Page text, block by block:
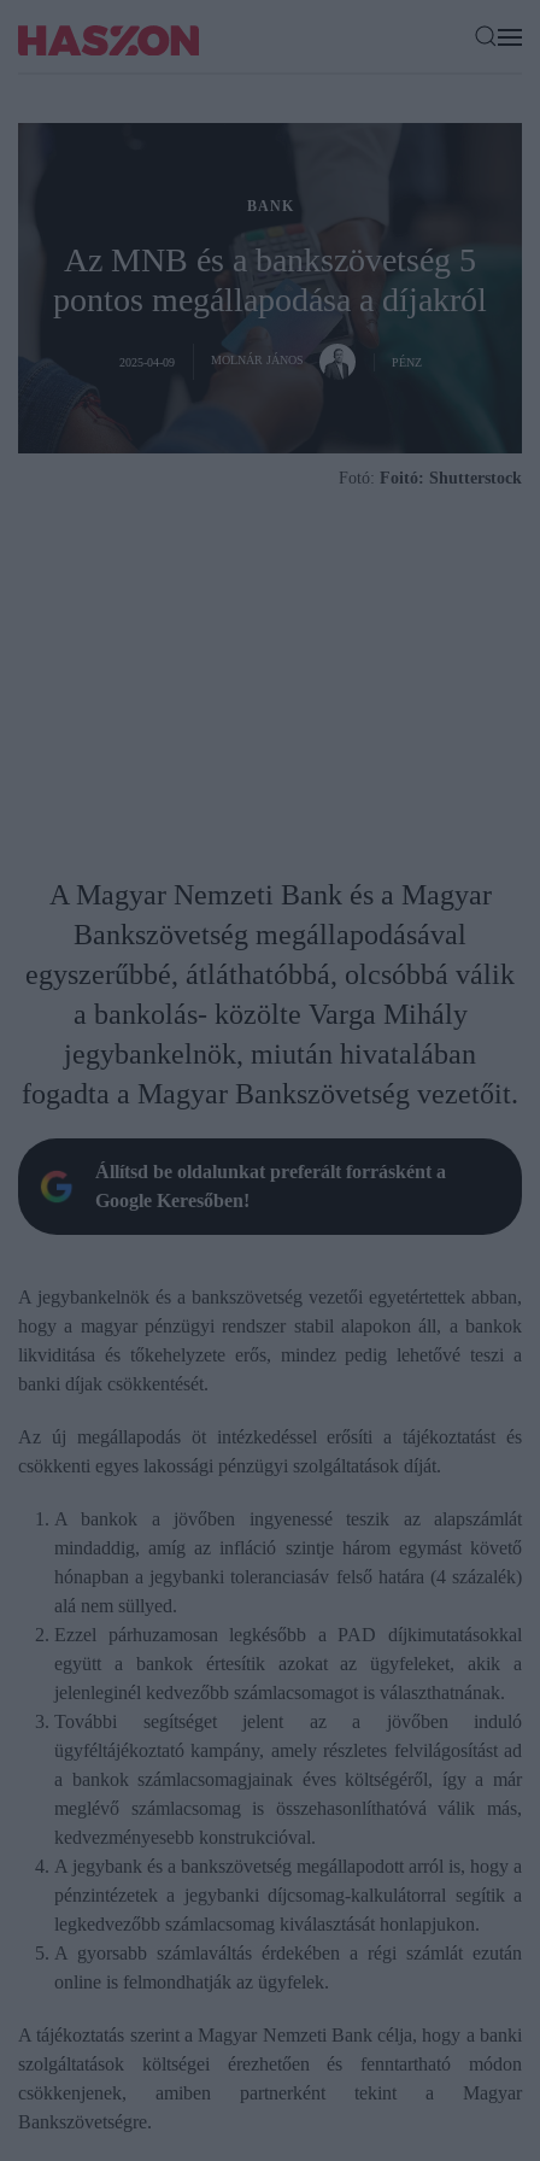
BANK
Az MNB és a bankszövetség 5
pontos megállapodása a díjakról
2025-04-09 MOLNÁR JÁNOS PÉNZ
Fotó: Foitó: Shutterstock
A Magyar Nemzeti Bank és a Magyar
Bankszövetség megállapodásával
egyszerűbbé, átláthatóbbá, olcsóbbá válik
a bankolás- közölte Varga Mihály
jegybankelnök, miután hivatalában
fogadta a Magyar Bankszövetség vezetőit.
Állítsd be oldalunkat preferált forrásként a
Google Keresőben!
A jegybankelnök és a bankszövetség vezetői egyetértettek abban,
hogy a magyar pénzügyi rendszer stabil alapokon áll, a bankok
likviditása és tőkehelyzete erős, mindez pedig lehetővé teszi a
banki díjak csökkentését.
Az új megállapodás öt intézkedéssel erősíti a tájékoztatást és
csökkenti egyes lakossági pénzügyi szolgáltatások díját.
A bankok a jövőben ingyenessé teszik az alapszámlát
mindaddig, amíg az infláció szintje három egymást követő
hónapban a jegybanki toleranciasáv felső határa (4 százalék)
alá nem süllyed.
Ezzel párhuzamosan legkésőbb a PAD díjkimutatásokkal
együtt a bankok értesítik azokat az ügyfeleket, akik a
jelenleginél kedvezőbb számlacsomagot is választhatnának.
További segítséget jelent az a jövőben induló
ügyféltájékoztató kampány, amely részletes felvilágosítást ad
a bankok számlacsomagjainak éves költségéről, így a már
meglévő számlacsomag is összehasonlíthatóvá válik más,
kedvezményesebb konstrukcióval.
A jegybank és a bankszövetség megállapodott arról is, hogy a
pénzintézetek a jegybanki díjcsomag-kalkulátorral segítik a
legkedvezőbb számlacsomag kiválasztását honlapjukon.
A gyorsabb számlaváltás érdekében a régi számlát ezután
online is felmondhatják az ügyfelek.
A tájékoztatás szerint a Magyar Nemzeti Bank célja, hogy a banki
szolgáltatások költségei érezhetően és fenntartható módon
csökkenjenek, amiben partnerként tekint a Magyar
Bankszövetségre.